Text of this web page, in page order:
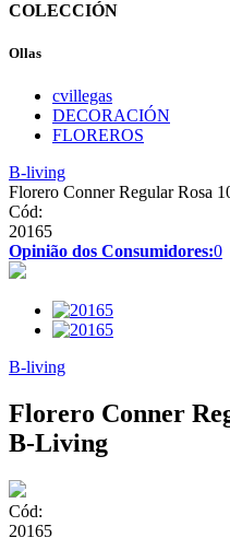
COLECCIÓN
Ollas
cvillegas
DECORACIÓN
FLOREROS
B-living
Florero Conner Regular Rosa
Cód:
20165
Opinião dos Consumidores:0
B-living
Florero Conner
B-Living
Cód:
20165